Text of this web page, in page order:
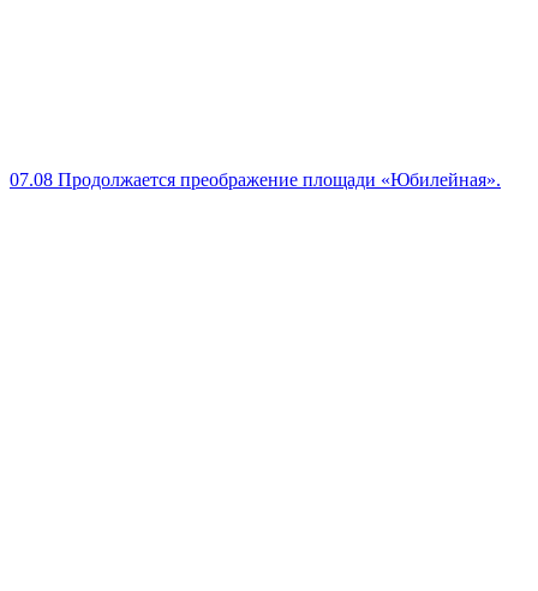
07.08 Продолжается преображение площади «Юбилейная».